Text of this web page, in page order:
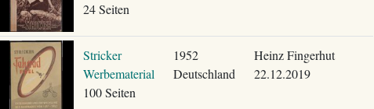
24 Seiten
Stricker
Werbematerial
100 Seiten
1952
Deutschland
Heinz Fingerhut
22.12.2019